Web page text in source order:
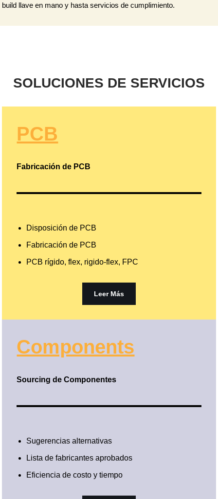
build llave en mano y hasta servicios de cumplimiento.
SOLUCIONES DE SERVICIOS
PCB
Fabricación de PCB
Disposición de PCB
Fabricación de PCB
PCB rígido, flex, rigido-flex, FPC
Leer Más
Components
Sourcing de Componentes
Sugerencias alternativas
Lista de fabricantes aprobados
Eficiencia de costo y tiempo